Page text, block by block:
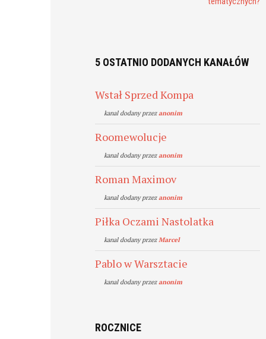
5 OSTATNIO DODANYCH KANAŁÓW
Wstał Sprzed Kompa
kanal dodany przezanonim
Roomewolucje
kanal dodany przezanonim
Roman Maximov
kanal dodany przezanonim
Piłka Oczami Nastolatka
kanal dodany przezMarcel
Pablo w Warsztacie
kanal dodany przezanonim
ROCZNICE